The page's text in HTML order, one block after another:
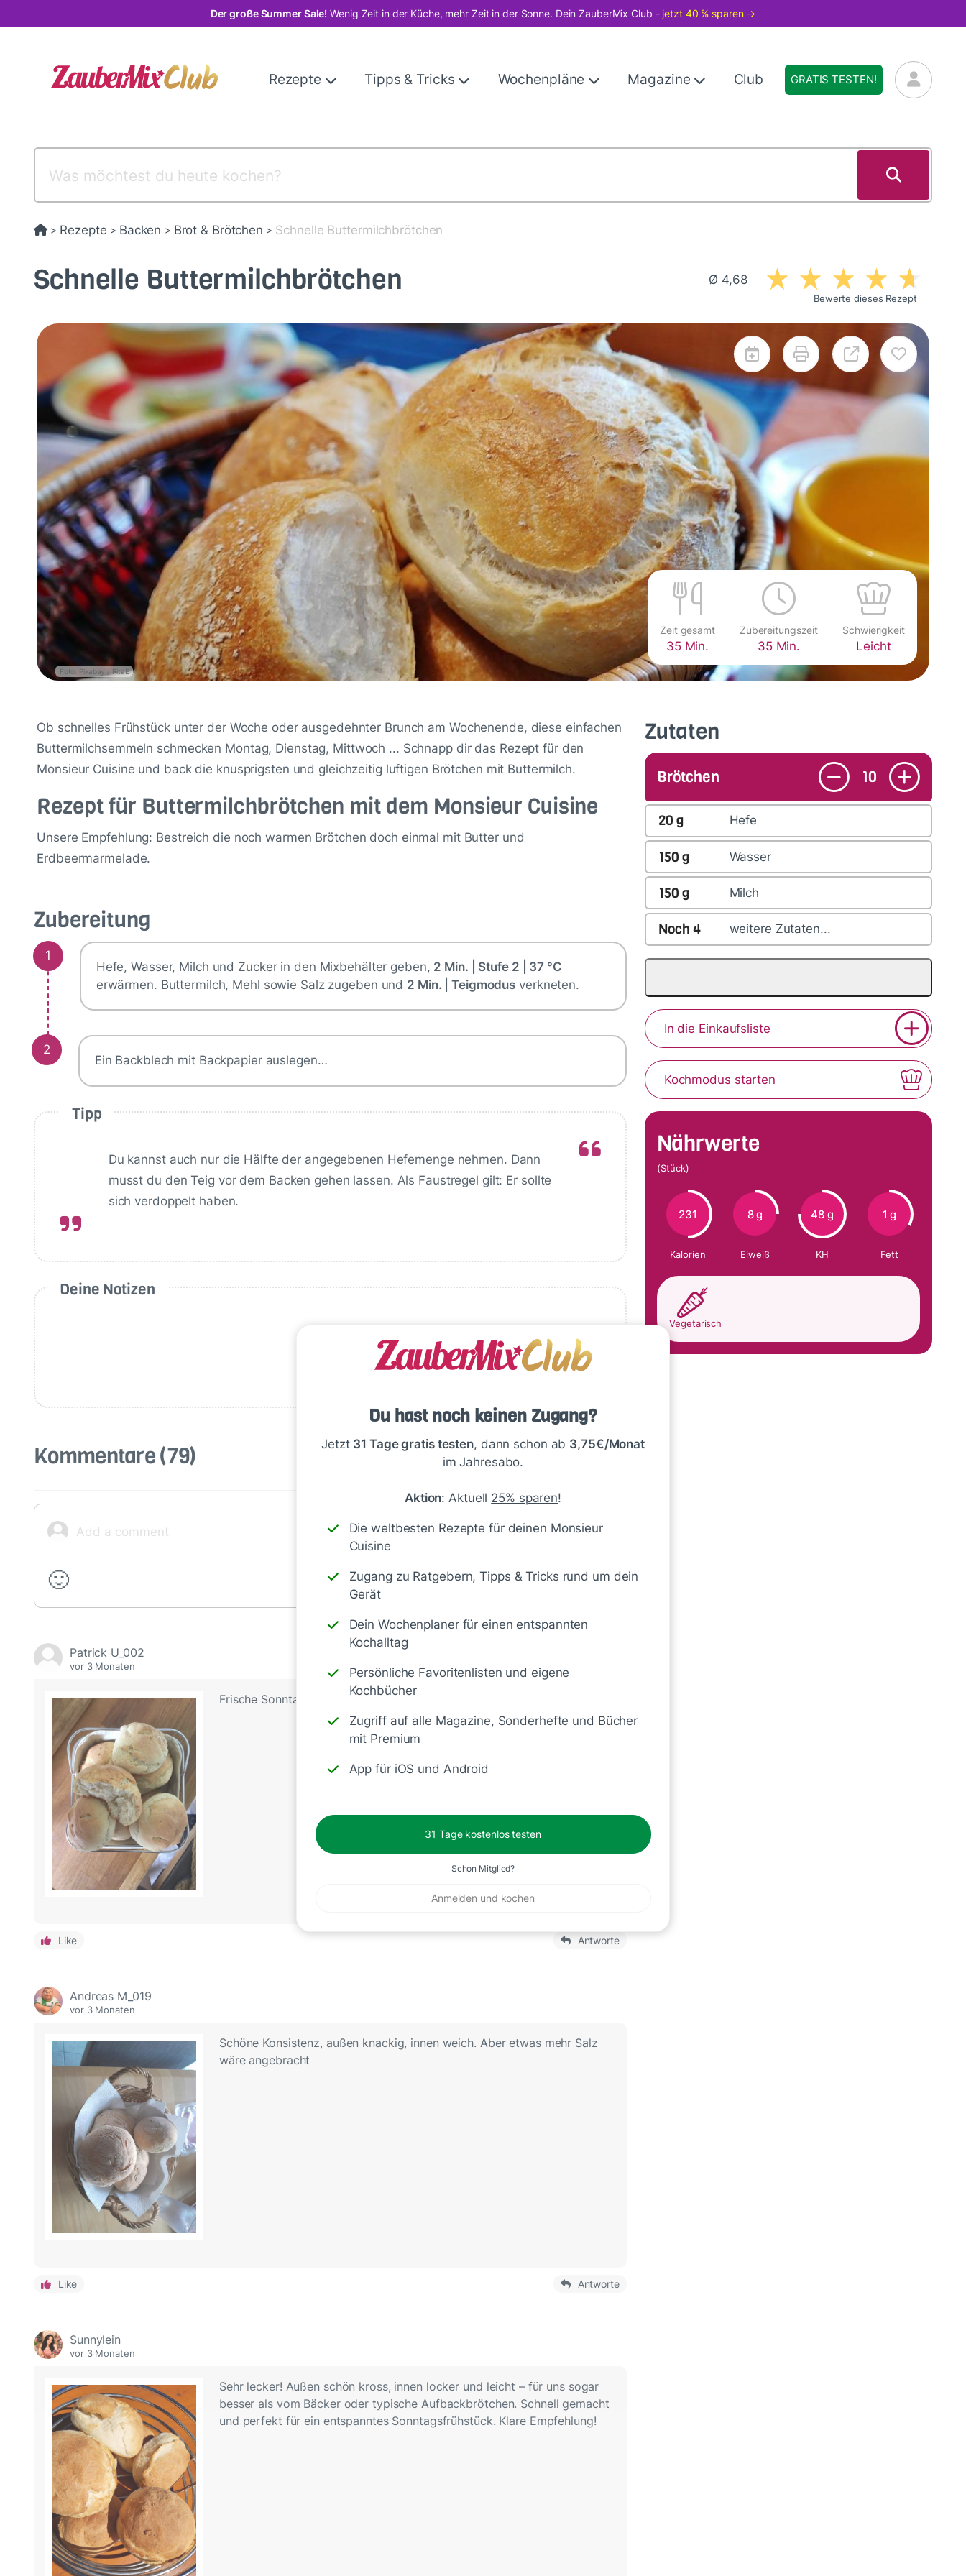
zum
Der große Summer Sale! Wenig Zeit in der Küche, mehr Zeit in der Sonne. Dein ZauberMix Club - jetzt 40 % sparen →
Rezepte Tipps & Tricks Wochenpläne Magazine Club GRATIS TESTEN!
> Rezepte > Backen > Brot & Brötchen > Schnelle Buttermilchbrötchen
Schnelle Buttermilchbrötchen Ø 4,68
Bewerte dieses Rezept
Foto: Pixabay / RitaE
Zeit gesamt
35 Min.
Zubereitungszeit
35 Min.
Schwierigkeit
Leicht
Du hast noch keinen Zugang?
Jetzt 31 Tage gratis testen, dann schon ab 3,75€/Monat
im Jahresabo.
Aktion: Aktuell 25% sparen!
Die weltbesten Rezepte für deinen Monsieur
Cuisine
Zugang zu Ratgebern, Tipps & Tricks rund um dein
Gerät
Dein Wochenplaner für einen entspannten
Kochalltag
Persönliche Favoritenlisten und eigene
Kochbücher
Zugriff auf alle Magazine, Sonderhefte und Bücher
mit Premium
App für iOS und Android
31 Tage kostenlos testen
Schon Mitglied?
Anmelden und kochen
Ob schnelles Frühstück unter der Woche oder ausgedehnter Brunch am Wochenende, diese einfachen
Buttermilchsemmeln schmecken Montag, Dienstag, Mittwoch ... Schnapp dir das Rezept für den
Monsieur Cuisine und back die knusprigsten und gleichzeitig luftigen Brötchen mit Buttermilch.
Rezept für Buttermilchbrötchen mit dem Monsieur Cuisine
Unsere Empfehlung: Bestreich die noch warmen Brötchen doch einmal mit Butter und
Erdbeermarmelade.
Zubereitung
1
Hefe, Wasser, Milch und Zucker in den Mixbehälter geben, 2 Min. | Stufe 2 | 37 °C
erwärmen. Buttermilch, Mehl sowie Salz zugeben und 2 Min. | Teigmodus verkneten.
2
Ein Backblech mit Backpapier auslegen…
Tipp
Du kannst auch nur die Hälfte der angegebenen Hefemenge nehmen. Dann
musst du den Teig vor dem Backen gehen lassen. Als Faustregel gilt: Er sollte
sich verdoppelt haben.
Deine Notizen
Kommentare(79)
🙂 1500 Speichern
Patrick U_002
vor 3 Monaten
Frische Sonntagsbrötchen
Like Antworte
Andreas M_019
vor 3 Monaten
Schöne Konsistenz, außen knackig, innen weich. Aber etwas mehr Salz
wäre angebracht
Like Antworte
Sunnylein
vor 3 Monaten
Sehr lecker! Außen schön kross, innen locker und leicht – für uns sogar
besser als vom Bäcker oder typische Aufbackbrötchen. Schnell gemacht
und perfekt für ein entspanntes Sonntagsfrühstück. Klare Empfehlung!
Zutaten
Brötchen 10
20 g Hefe
150 g Wasser
150 g Milch
Noch 4 weitere Zutaten...
In die Einkaufsliste
Kochmodus starten
Nährwerte
(Stück)
231
Kalorien
8 g
Eiweiß
48 g
KH
1 g
Fett
Vegetarisch